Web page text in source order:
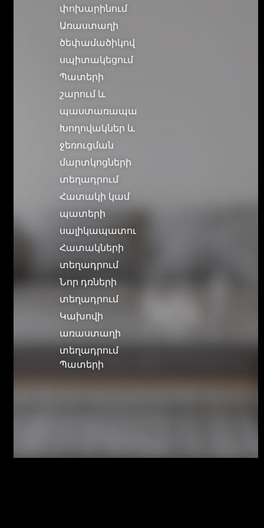
փոխարինում
Առաստաղի
ծեփամածիկով
սպիտակեցում
Պատերի
շարում և
պաստառապատում
Խողովակներ և
ջեռուցման
մարտկոցների
տեղադրում
Հատակի կամ
պատերի
սալիկապատում
Հատակների
տեղադրում
Նոր դռների
տեղադրում
Կախովի
առաստաղի
տեղադրում
Պատերի